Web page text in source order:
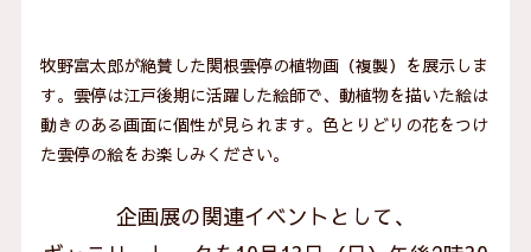
牧野富太郎が絶賛した関根雲停の植物画（複製）を展示しま
す。雲停は江戸後期に活躍した絵師で、動植物を描いた絵は
動きのある画面に個性が見られます。色とりどりの花をつけ
た雲停の絵をお楽しみください。
企画展の関連イベントとして、